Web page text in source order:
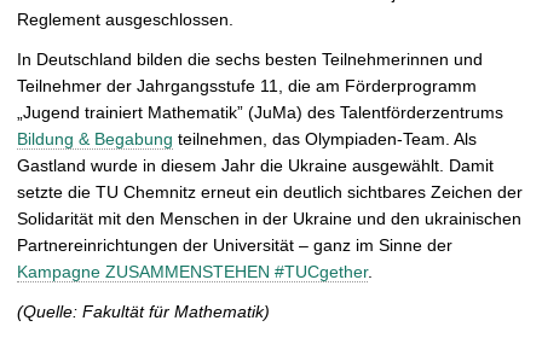
Reglement ausgeschlossen.
In Deutschland bilden die sechs besten Teilnehmerinnen und
Teilnehmer der Jahrgangsstufe 11, die am Förderprogramm
„Jugend trainiert Mathematik” (JuMa) des Talentförderzentrums
Bildung & Begabung teilnehmen, das Olympiaden-Team. Als
Gastland wurde in diesem Jahr die Ukraine ausgewählt. Damit
setzte die TU Chemnitz erneut ein deutlich sichtbares Zeichen der
Solidarität mit den Menschen in der Ukraine und den ukrainischen
Partnereinrichtungen der Universität – ganz im Sinne der
Kampagne ZUSAMMENSTEHEN #TUCgether.
(Quelle: Fakultät für Mathematik)